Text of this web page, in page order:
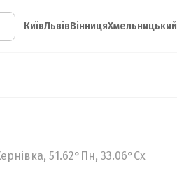
КиївЛьвівВінницяХмельницький
51.62°Пн, 33.06°Сх